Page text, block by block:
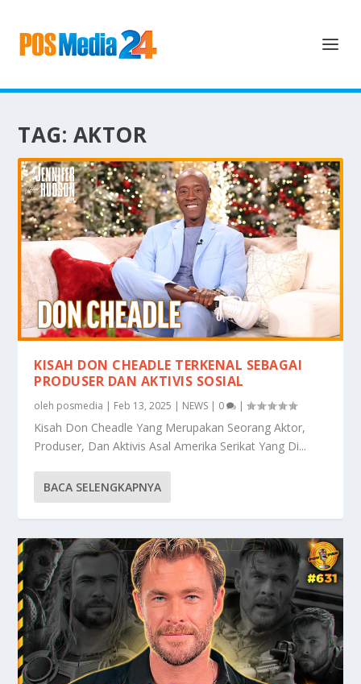
TAG: AKTOR
KISAH DON CHEADLE TERKENAL SEBAGAI
PRODUSER DAN AKTIVIS SOSIAL
oleh posmedia | Feb 13, 2025 | NEWS | 0 |
Kisah Don Cheadle Yang Merupakan Seorang Aktor,
Produser, Dan Aktivis Asal Amerika Serikat Yang Di...
BACA SELENGKAPNYA